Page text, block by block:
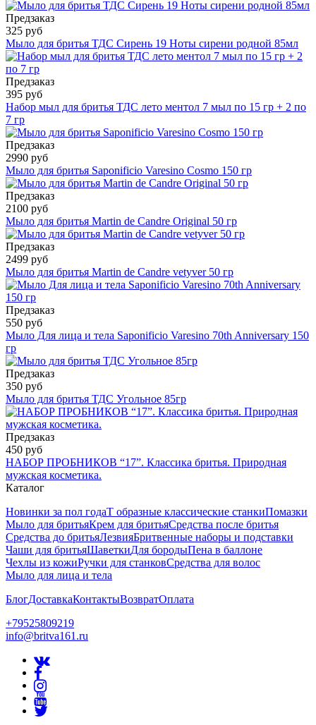
Предзаказ
325 руб
Мыло для бритья ТДС Сирень 19 Ноты сирени родной 85мл
Предзаказ
395 руб
Набор мыл для бритья ТДС лето ментол 7 мыл по 15 гр + 2 по
7 гр
Предзаказ
2990 руб
Мыло для бритья Saponificio Varesino Cosmo 150 гр
Предзаказ
2100 руб
Мыло для бритья Martin de Candre Original 50 гр
Предзаказ
2499 руб
Мыло для бритья Martin de Candre vetyver 50 гр
Предзаказ
550 руб
Мыло Для лица и тела Saponificio Varesino 70th Anniversary 150
гр
Предзаказ
350 руб
Мыло для бритья ТДС Угольное 85гр
Предзаказ
450 руб
НАБОР ПРОБНИКОВ “17”. Классика бритья. Природная
мужская косметика.
Каталог
Новинки за пол годаТ образные классические станкиПомазки
Мыло для бритьяКрем для бритьяСредства после бритья
Средства до бритьяЛезвияБритвенные наборы и подставки
Чаши для бритьяШаветкиДля бородыПена в баллоне
Чехлы из кожиРучки для станковСредства для волос
Мыло для лица и тела
БлогДоставкаКонтактыВозвратОплата
+79525809219
info@britva161.ru